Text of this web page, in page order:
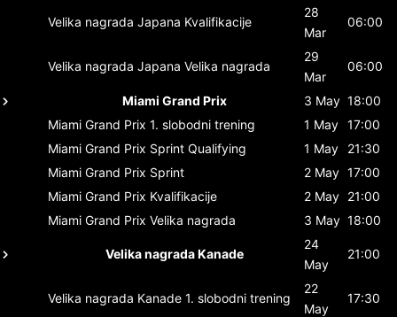
Velika nagrada Japana Kvalifikacije
28
Mar
06:00
Velika nagrada Japana Velika nagrada
29
Mar
06:00
Miami Grand Prix 3 May 18:00
Miami Grand Prix 1. slobodni trening 1 May 17:00
Miami Grand Prix Sprint Qualifying 1 May
21:30
Miami Grand Prix Sprint 2 May 17:00
Miami Grand Prix Kvalifikacije 2 May 21:00
Miami Grand Prix Velika nagrada 3 May 18:00
Velika nagrada Kanade
24
May
21:00
Velika nagrada Kanade 1. slobodni trening
22
May
17:30